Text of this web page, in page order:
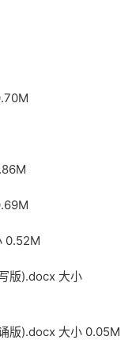
0.52M
版).docx 大小
版).docx 大小 0.05M